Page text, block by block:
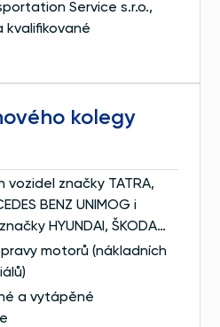
Service s.r.o.,
kvalifikované
kolegy
vozidel značky TATRA,
BENZ UNIMOG i
HYUNDAI, ŠKODA…
motorů (nákladních
a vytápěné